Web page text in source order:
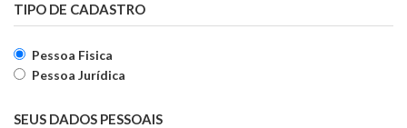
TIPO DE CADASTRO
Pessoa Fisica
Pessoa Jurídica
SEUS DADOS PESSOAIS